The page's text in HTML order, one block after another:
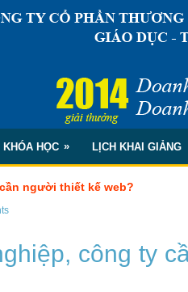
KHÓA HỌC » LỊCH KHAI GIẢNG
người thiết kế web?
công ty